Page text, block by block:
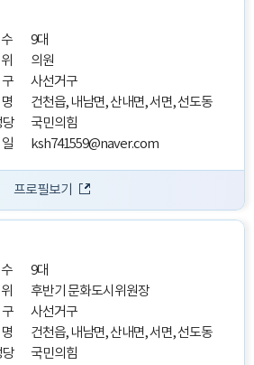
9대
의원
사선거구
건천읍, 내남면, 산내면, 서면, 선도동
당
국민의힘
ksh741559@naver.com
프로필보기
9대
후반기 문화도시위원장
사선거구
건천읍, 내남면, 산내면, 서면, 선도동
당
국민의힘